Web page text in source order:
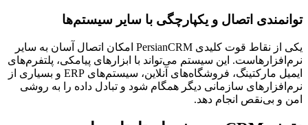
توانمندی اتصال و یکپارچگی با سایر سیستم‌ها
یکی از نقاط قوت کلیدی PersianCRM امکان اتصال آسان به سایر
نرم‌افزارهاست. این سیستم می‌تواند با ابزارهای پیامکی، پلتفرم‌های
ایمیل مارکتینگ، فروشگاه‌های آنلاین، سیستم‌های ERP و بسیاری از
نرم‌افزارهای سازمانی دیگر همگام شود و تبادل داده را به روشی
امن و بی‌نقص انجام دهد.